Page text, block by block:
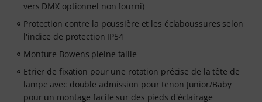
vers DMX optionnel non fourni)
Protection contre la poussière et les éclaboussures selon
l'indice de protection IP54
Monture Bowens pleine taille
Etrier de fixation pour une rotation précise de la tête de
lampe avec double admission pour tenon Junior/Baby
pour un montage facile sur des pieds d'éclairage